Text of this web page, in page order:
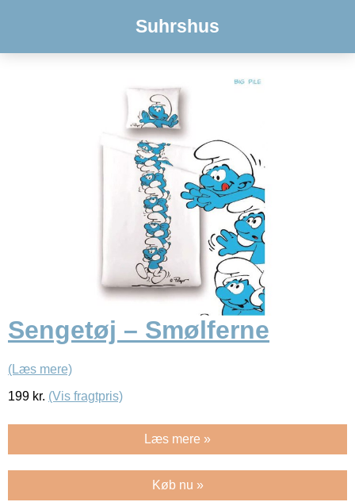
Suhrshus
Sengetøj – Smølferne
(Læs mere)
199 kr. (Vis fragtpris)
Læs mere »
Køb nu »